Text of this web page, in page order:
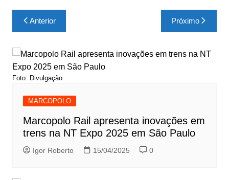
Navegação
de
Post
Anterior Próximo
Foto: Divulgação
MARCOPOLO
Marcopolo Rail apresenta inovações em
trens na NT Expo 2025 em São Paulo
Igor Roberto 15/04/2025 0